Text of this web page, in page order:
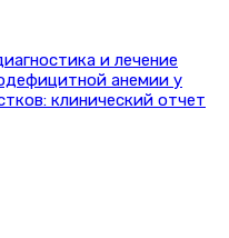
и лечение
анемии у
клинический отчет